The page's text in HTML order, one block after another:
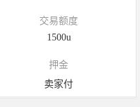
交易额度
1500u
押金
卖家付